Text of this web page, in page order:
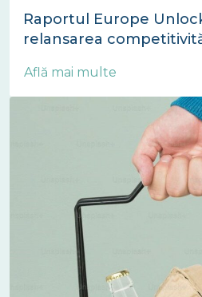
Raportul Europe
relansarea
Află mai multe